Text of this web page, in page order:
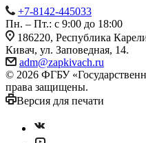
+7-8142-445033
Пн. – Пт.: с 9:00 до 18:00
186220, Республика
Кивач, ул. Заповедная, 14.
adm@zapkivach.ru
© 2026 ФГБУ
права защищены.
Версия для печати